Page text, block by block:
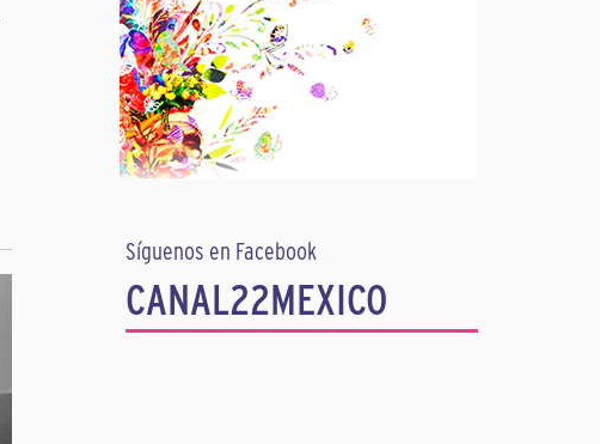
Síguenos en Facebook
CANAL22MEXICO